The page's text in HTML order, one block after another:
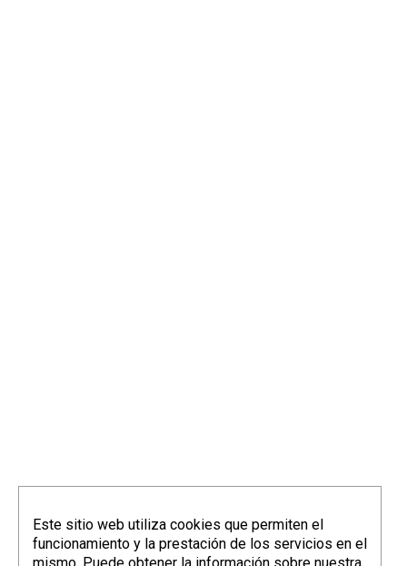
Este sitio web utiliza cookies que permiten el
funcionamiento y la prestación de los servicios en el